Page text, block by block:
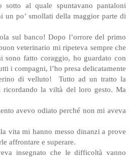
al quale spuntavano pantaloni
un po’ smollati della maggior parte di
sul banco! Dopo l’orrore del primo
veterinario mi ripeteva sempre che
sono fatto coraggio, ho guardato con
i compagni, l’ho presa delicatamente
di velluto!
Tutto ad un tratto la
ricordando la viltà del loro gesto. Ma
avevo odiato perché non mi aveva
vita mi hanno messo dinanzi a prove
affrontare e superare.
insegnato che le difficoltà vanno